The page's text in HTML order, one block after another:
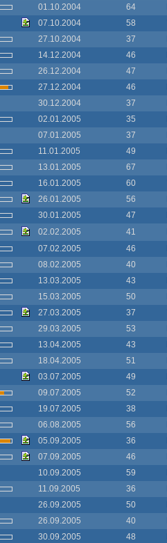
01.10.2004 64
07.10.2004 58
27.10.2004 37
14.12.2004 46
26.12.2004 47
27.12.2004 46
30.12.2004 37
02.01.2005 35
07.01.2005 37
11.01.2005 49
13.01.2005 67
16.01.2005 60
26.01.2005 56
30.01.2005 47
02.02.2005 41
07.02.2005 46
08.02.2005 40
13.03.2005 43
15.03.2005 50
27.03.2005 37
29.03.2005 53
13.04.2005 43
18.04.2005 51
03.07.2005 49
09.07.2005 52
19.07.2005 38
06.08.2005 56
05.09.2005 36
07.09.2005 46
10.09.2005 59
11.09.2005 36
26.09.2005 50
26.09.2005 40
30.09.2005 48